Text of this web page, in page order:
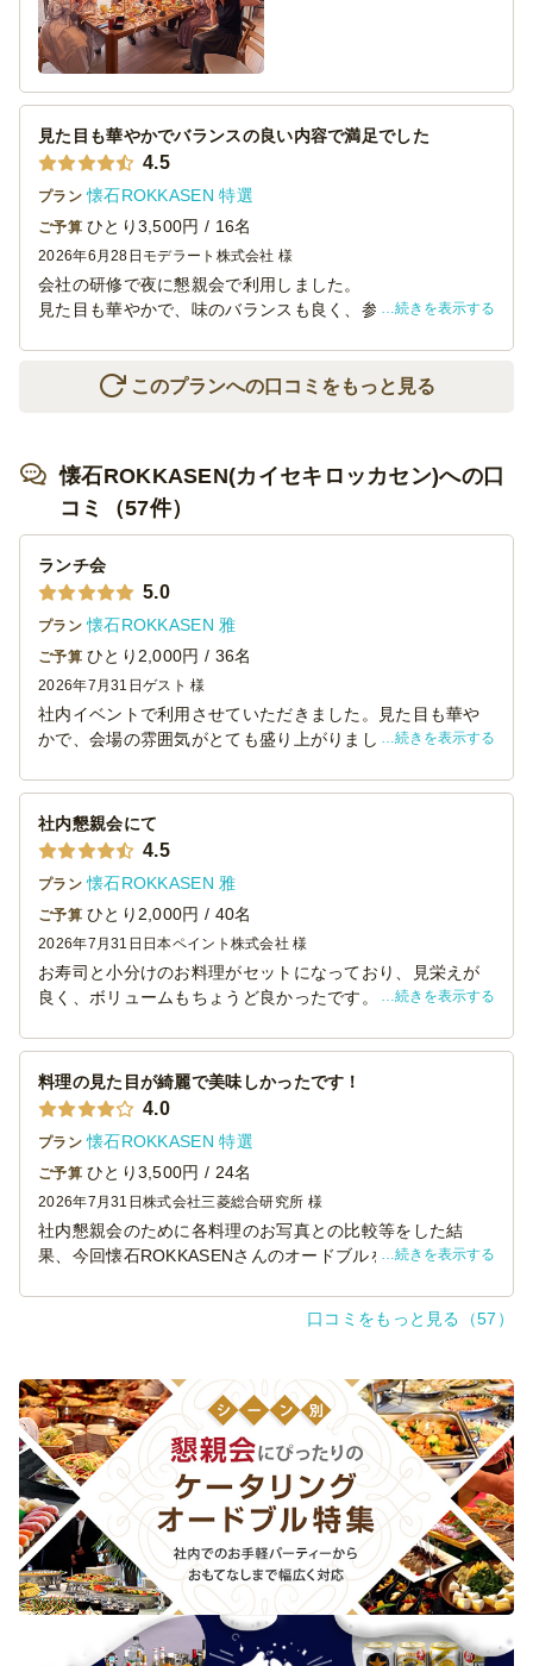
たのも好印象でした。
美味しい食事を味わいながら思い出話や近況報告に花が咲
き、心おどる特別な時間となりました。
見た目も華やかでバランスの良い内容で満足でした
4.5
プラン 懐石ROKKASEN 特選
ご予算 ひとり3,500円 / 16名
2026年6月28日 モデラート株式会社 様
会社の研修で夜に懇親会で利用しました。
見た目も華やかで、味のバランスも良く、参加者からも
の受け取りや準備もスムーズに進められました。
続きを表示する
このプランへの口コミをもっと見る
懐石ROKKASEN(カイセキロッカセン)への口
コミ（57件）
ランチ会
5.0
プラン 懐石ROKKASEN 雅
ご予算 ひとり2,000円 / 36名
2026年7月31日 ゲスト 様
社内イベントで利用させていただきました。見た目も華や
かで、会場の雰囲気がとても盛り上がりました。特にお寿
用しましたが、今後機会がありましたら、ぜひケータリン
グも利用させていただきたいと思います。ありがとうござ
いました。
続きを表示する
社内懇親会にて
4.5
プラン 懐石ROKKASEN 雅
ご予算 ひとり2,000円 / 40名
2026年7月31日 日本ペイント株式会社 様
お寿司と小分けのお料理がセットになっており、見栄えが
良く、ボリュームもちょうど良かったです。一人当たりの
いです。
続きを表示する
料理の見た目が綺麗で美味しかったです！
4.0
プラン 懐石ROKKASEN 特選
ご予算 ひとり3,500円 / 24名
2026年7月31日 株式会社三菱総合研究所 様
社内懇親会のために各料理のお写真との比較等をした結
果、今回懐石ROKKASENさんのオードブルを注文しまし
好評でした。またお願いしたいと思います！
続きを表示する
口コミをもっと見る（57）